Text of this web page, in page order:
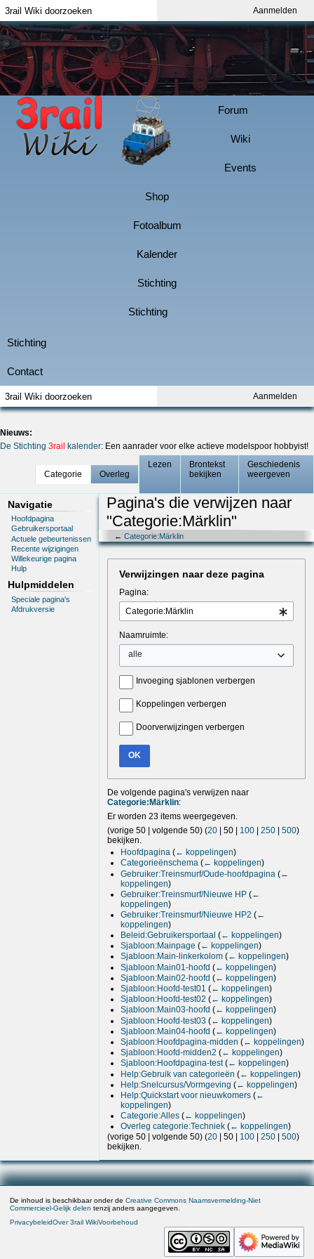
Aanmelden
Aanmelden
Nieuws:
De Stichting 3rail kalender: Een aanrader voor elke actieve modelspoor hobbyist!
Categorie Overleg
Lezen
Brontekst
bekijken
Geschiedenis
weergeven
Navigatie
Hoofdpagina
Gebruikersportaal
Actuele gebeurtenissen
Recente wijzigingen
Willekeurige pagina
Hulp
Hulpmiddelen
Speciale pagina's
Afdrukversie
Pagina's die verwijzen naar
"Categorie:Märklin"
← Categorie:Märklin
Verwijzingen naar deze pagina
Pagina:
Naamruimte:
alle
Invoeging sjablonen verbergen
Koppelingen verbergen
Doorverwijzingen verbergen
OK
De volgende pagina's verwijzen naar
Categorie:Märklin:
Er worden 23 items weergegeven.
(vorige 50| volgende 50) (20| 50| 100| 250| 500)
bekijken.
Hoofdpagina (← koppelingen)
Categorieënschema (← koppelingen)
Gebruiker:Treinsmurf/Oude-hoofdpagina (←
koppelingen)
Gebruiker:Treinsmurf/Nieuwe HP (←
koppelingen)
Gebruiker:Treinsmurf/Nieuwe HP2 (←
koppelingen)
Beleid:Gebruikersportaal (← koppelingen)
Sjabloon:Mainpage (← koppelingen)
Sjabloon:Main-linkerkolom (← koppelingen)
Sjabloon:Main01-hoofd (← koppelingen)
Sjabloon:Main02-hoofd (← koppelingen)
Sjabloon:Hoofd-test01 (← koppelingen)
Sjabloon:Hoofd-test02 (← koppelingen)
Sjabloon:Main03-hoofd (← koppelingen)
Sjabloon:Hoofd-test03 (← koppelingen)
Sjabloon:Main04-hoofd (← koppelingen)
Sjabloon:Hoofdpagina-midden (← koppelingen)
Sjabloon:Hoofd-midden2 (← koppelingen)
Sjabloon:Hoofdpagina-test (← koppelingen)
Help:Gebruik van categorieën (← koppelingen)
Help:Snelcursus/Vormgeving (← koppelingen)
Help:Quickstart voor nieuwkomers (←
koppelingen)
Categorie:Alles (← koppelingen)
Overleg categorie:Techniek (← koppelingen)
(vorige 50| volgende 50) (20| 50| 100| 250| 500)
bekijken.
De inhoud is beschikbaar onder deCreative Commons Naamsvermelding-Niet
Commercieel-Gelijk delen tenzij anders aangegeven.
PrivacybeleidOver 3rail WikiVoorbehoud